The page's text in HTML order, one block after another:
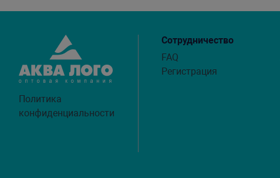
Политика
конфиденциальности
Сотрудничество
FAQ
Регистрация